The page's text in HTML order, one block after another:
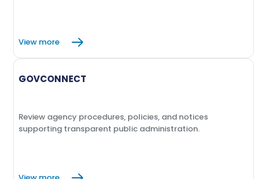
View more
GOVCONNECT
Review agency procedures, policies, and notices
supporting transparent public administration.